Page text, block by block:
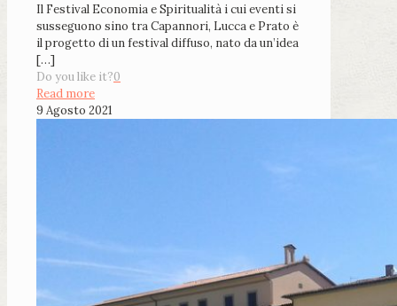
Il Festival Economia e Spiritualità i cui eventi si
susseguono sino tra Capannori, Lucca e Prato è
il progetto di un festival diffuso, nato da un’idea
[…]
Do you like it?0
Read more
9 Agosto 2021